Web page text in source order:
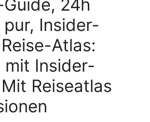
24h
Insider-
Atlas:
mit Insider-
Reiseatlas